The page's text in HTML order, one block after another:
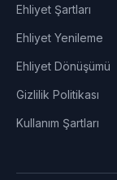
Ehliyet Şartları
Ehliyet Yenileme
Ehliyet Dönüşümü
Gizlilik Politikası
Kullanım Şartları